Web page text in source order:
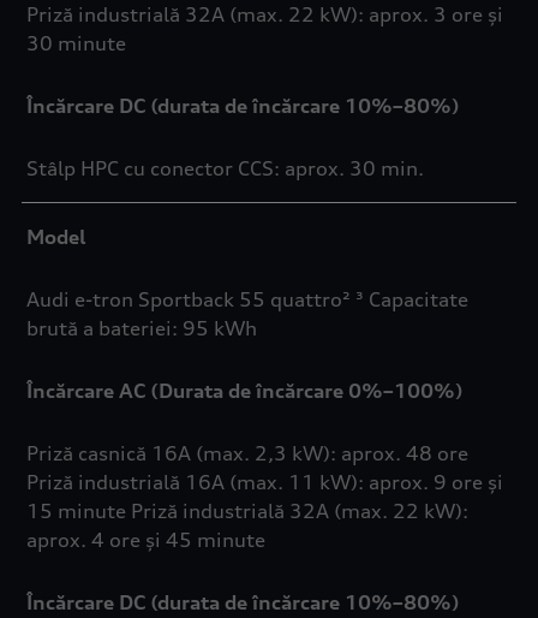
Priză industrială 32A (max. 22 kW): aprox. 3 ore și
30 minute
Încărcare DC (durata de încărcare 10%–80%)
Stâlp HPC cu conector CCS: aprox. 30 min.
Model
Audi e-tron Sportback 55 quattro² ³ Capacitate
brută a bateriei: 95 kWh
Încărcare AC (Durata de încărcare 0%–100%)
Priză casnică 16A (max. 2,3 kW): aprox. 48 ore
Priză industrială 16A (max. 11 kW): aprox. 9 ore și
15 minute Priză industrială 32A (max. 22 kW):
aprox. 4 ore și 45 minute
Încărcare DC (durata de încărcare 10%–80%)